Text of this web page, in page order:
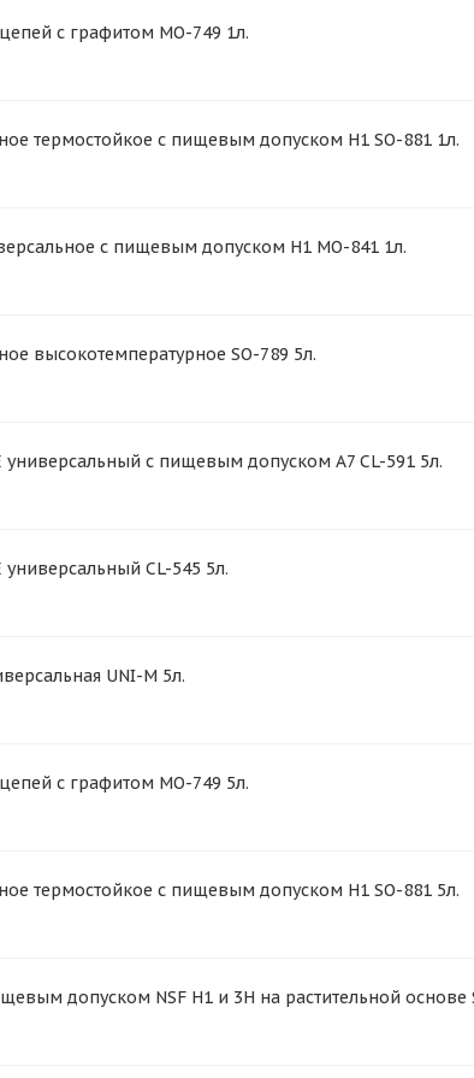
с графитом MO-749 1л.
термостойкое с пищевым допуском Н1 SO-881 1л.
с пищевым допуском H1 MO-841 1л.
высокотемпературное SO-789 5л.
универсальный с пищевым допуском A7 CL-591 5л.
универсальный CL-545 5л.
UNI-M 5л.
с графитом MO-749 5л.
термостойкое с пищевым допуском Н1 SO-881 5л.
допуском NSF H1 и 3H на растительной основе